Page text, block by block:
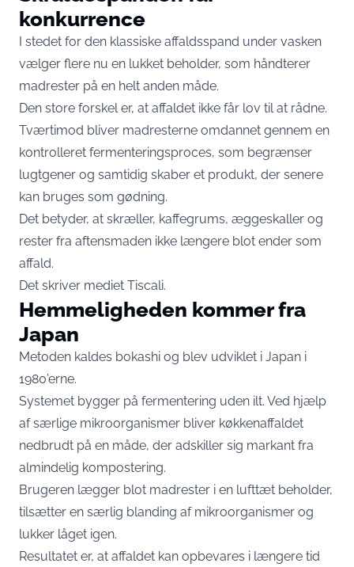
konkurrence
I stedet for den klassiske affaldsspand under vasken
vælger flere nu en lukket beholder, som håndterer
madrester på en helt anden måde.
Den store forskel er, at affaldet ikke får lov til at rådne.
Tværtimod bliver madresterne omdannet gennem en
kontrolleret fermenteringsproces, som begrænser
lugtgener og samtidig skaber et produkt, der senere
kan bruges som gødning.
Det betyder, at skræller, kaffegrums, æggeskaller og
rester fra aftensmaden ikke længere blot ender som
affald.
Det skriver mediet Tiscali.
Hemmeligheden kommer fra
Japan
Metoden kaldes bokashi og blev udviklet i Japan i
1980’erne.
Systemet bygger på fermentering uden ilt. Ved hjælp
af særlige mikroorganismer bliver køkkenaffaldet
nedbrudt på en måde, der adskiller sig markant fra
almindelig kompostering.
Brugeren lægger blot madrester i en lufttæt beholder,
tilsætter en særlig blanding af mikroorganismer og
lukker låget igen.
Resultatet er, at affaldet kan opbevares i længere tid